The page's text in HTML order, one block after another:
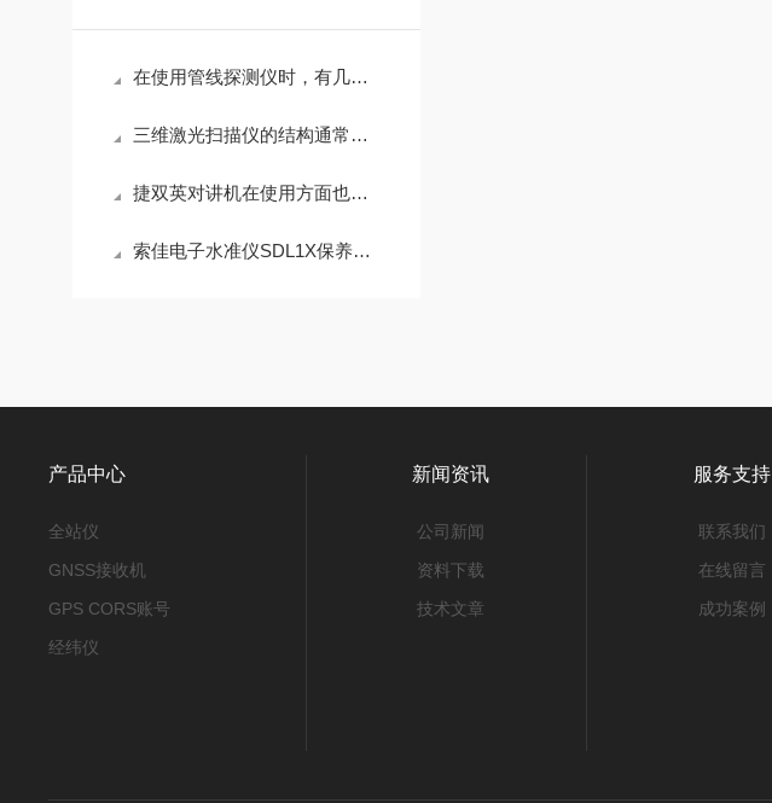
在使用管线探测仪时，有几个注意事项需要考虑
三维激光扫描仪的结构通常包括以下组成部分
捷双英对讲机在使用方面也是有要求的
索佳电子水准仪SDL1X保养全攻略：做好这几点，仪器耐用性直接翻倍
产品中心
全站仪
GNSS接收机
GPS CORS账号
经纬仪
新闻资讯
公司新闻
资料下载
技术文章
服务支持
联系我们
在线留言
成功案例